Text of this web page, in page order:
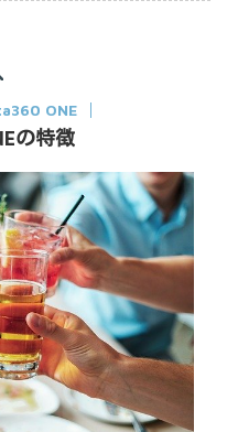
ONE
の特徴